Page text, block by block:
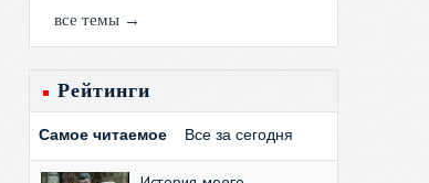
все темы →
Рейтинги
Самое читаемое Все за сегодня